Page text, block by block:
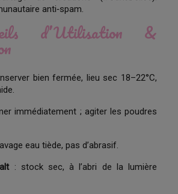
anti‑spam.
d’Utilisation &
bien fermée, lieu sec 18–22°C,
immédiatement ; agiter les poudres
eau tiède, pas d’abrasif.
: stock sec, à l’abri de la lumière